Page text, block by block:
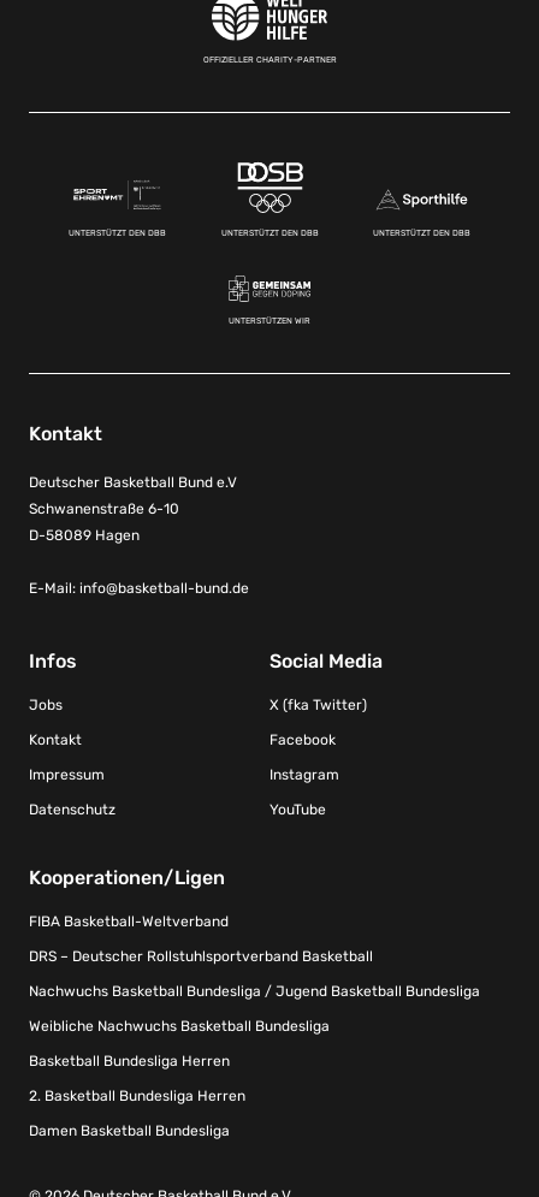
OFFIZIELLER CHARITY-PARTNER
UNTERSTÜTZT DEN DBB UNTERSTÜTZT DEN DBB UNTERSTÜTZT DEN DBB
UNTERSTÜTZEN WIR
Kontakt
Deutscher Basketball Bund e.V
Schwanenstraße 6-10
D-58089 Hagen
E-Mail: info@basketball-bund.de
Infos
Jobs
Kontakt
Impressum
Datenschutz
Social Media
X (fka Twitter)
Facebook
Instagram
YouTube
Kooperationen/Ligen
FIBA Basketball-Weltverband
DRS – Deutscher Rollstuhlsportverband Basketball
Nachwuchs Basketball Bundesliga / Jugend Basketball Bundesliga
Weibliche Nachwuchs Basketball Bundesliga
Basketball Bundesliga Herren
2. Basketball Bundesliga Herren
Damen Basketball Bundesliga